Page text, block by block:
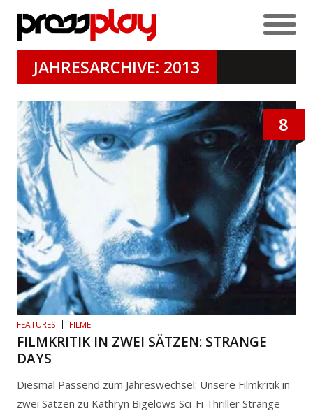
JAHRESARCHIVE: 2013
8
FEATURES FILME
FILMKRITIK IN ZWEI SÄTZEN: STRANGE
DAYS
Diesmal Passend zum Jahreswechsel: Unsere Filmkritik in
zwei Sätzen zu Kathryn Bigelows Sci-Fi Thriller Strange